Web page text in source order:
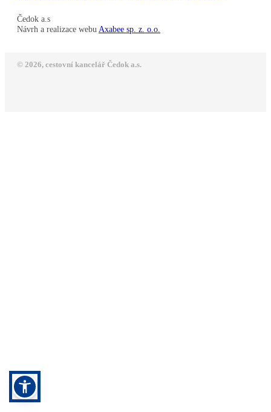
Čedok a.s
Návrh a realizace webu Axabee sp. z. o.o.
© 2026, cestovní kancelář Čedok a.s.